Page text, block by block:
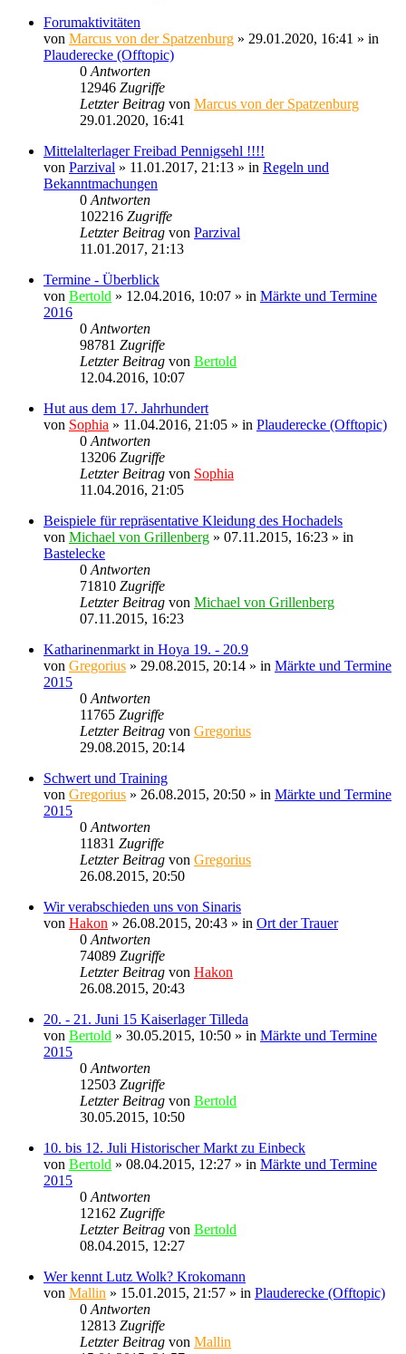
Forumaktivitäten
von Marcus von der Spatzenburg » 29.01.2020, 16:41 » in
Plauderecke (Offtopic)
0 Antworten
12946 Zugriffe
Letzter Beitrag von Marcus von der Spatzenburg
29.01.2020, 16:41
Mittelalterlager Freibad Pennigsehl !!!!
von Parzival » 11.01.2017, 21:13 » in Regeln und
Bekanntmachungen
0 Antworten
102216 Zugriffe
Letzter Beitrag von Parzival
11.01.2017, 21:13
Termine - Überblick
von Bertold » 12.04.2016, 10:07 » in Märkte und Termine
2016
0 Antworten
98781 Zugriffe
Letzter Beitrag von Bertold
12.04.2016, 10:07
Hut aus dem 17. Jahrhundert
von Sophia » 11.04.2016, 21:05 » in Plauderecke (Offtopic)
0 Antworten
13206 Zugriffe
Letzter Beitrag von Sophia
11.04.2016, 21:05
Beispiele für repräsentative Kleidung des Hochadels
von Michael von Grillenberg » 07.11.2015, 16:23 » in
Bastelecke
0 Antworten
71810 Zugriffe
Letzter Beitrag von Michael von Grillenberg
07.11.2015, 16:23
Katharinenmarkt in Hoya 19. - 20.9
von Gregorius » 29.08.2015, 20:14 » in Märkte und Termine
2015
0 Antworten
11765 Zugriffe
Letzter Beitrag von Gregorius
29.08.2015, 20:14
Schwert und Training
von Gregorius » 26.08.2015, 20:50 » in Märkte und Termine
2015
0 Antworten
11831 Zugriffe
Letzter Beitrag von Gregorius
26.08.2015, 20:50
Wir verabschieden uns von Sinaris
von Hakon » 26.08.2015, 20:43 » in Ort der Trauer
0 Antworten
74089 Zugriffe
Letzter Beitrag von Hakon
26.08.2015, 20:43
20. - 21. Juni 15 Kaiserlager Tilleda
von Bertold » 30.05.2015, 10:50 » in Märkte und Termine
2015
0 Antworten
12503 Zugriffe
Letzter Beitrag von Bertold
30.05.2015, 10:50
10. bis 12. Juli Historischer Markt zu Einbeck
von Bertold » 08.04.2015, 12:27 » in Märkte und Termine
2015
0 Antworten
12162 Zugriffe
Letzter Beitrag von Bertold
08.04.2015, 12:27
Wer kennt Lutz Wolk? Krokomann
von Mallin » 15.01.2015, 21:57 » in Plauderecke (Offtopic)
0 Antworten
12813 Zugriffe
Letzter Beitrag von Mallin